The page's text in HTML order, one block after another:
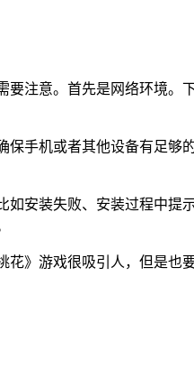
注意。首先是网络环境
手机或者其他设备有足
安装失败、安装过程中
》游戏很吸引人，但是也